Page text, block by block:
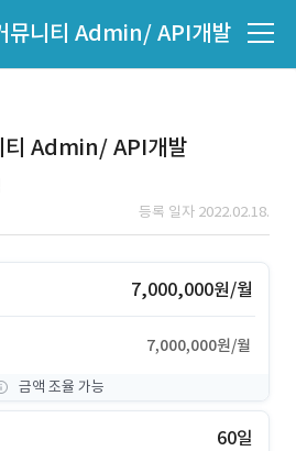
뮤니티 Admin/ API개발
Admin/ API개발
등록 일자 2022.02.18.
7,000,000원/월
7,000,000원/월
금액 조율 가능
60일